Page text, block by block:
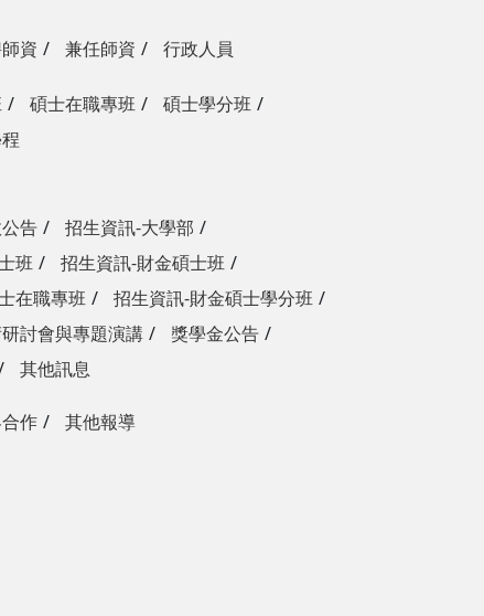
資 兼任師資 行政人員
碩士在職專班
碩士學分班
告
招生資訊-大學部
班
招生資訊-財金碩士班
在職專班
招生資訊-財金碩士學分班
討會與專題演講
獎學金公告
其他訊息
作 其他報導